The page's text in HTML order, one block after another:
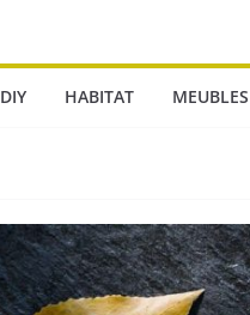
DIY HABITAT MEUBLES